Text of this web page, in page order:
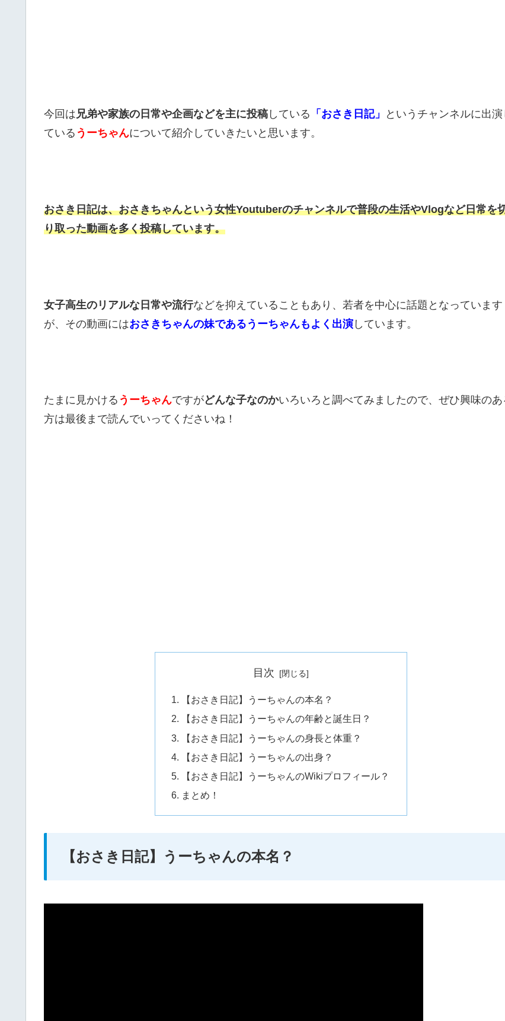
今回は兄弟や家族の日常や企画などを主に投稿 している 「おさき日記」
というチャンネルに出演
ている うーちゃんについて紹介していきたいと思います。
おさき日記は、おさきちゃんという女性Youtuberのチャンネルで普段の生活やVlogなど日常を
り取った動画を多く投稿しています。
女子高生のリアルな日常や流行などを抑えていることもあり、若者を中心に話題となっています
が、その動画にはおさきちゃんの妹であるうーちゃんもよく出演 しています。
たまに見かける うーちゃんですがどんな子なのかいろいろと調べてみましたので、ぜひ興味のあ
方は最後まで読んでいってくださいね！
目次
【おさき日記】うーちゃんの本名？
【おさき日記】うーちゃんの年齢と誕生日？
【おさき日記】うーちゃんの身長と体重？
【おさき日記】うーちゃんの出身？
【おさき日記】うーちゃんのWikiプロフィール？
まとめ！
【おさき日記】うーちゃんの本名？